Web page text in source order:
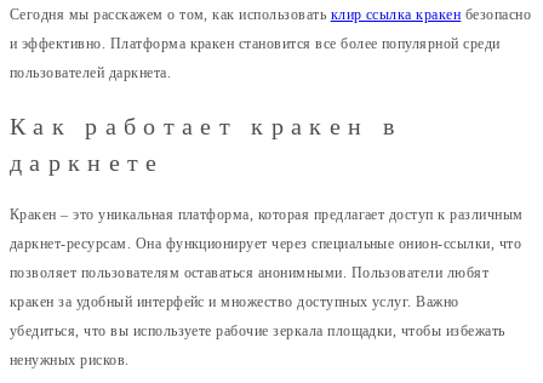
Сегодня мы расскажем о том, как использовать клир ссылка кракен безопасно
и эффективно. Платформа кракен становится все более популярной среди
пользователей даркнета.
Как работает кракен в
даркнете
Кракен – это уникальная платформа, которая предлагает доступ к различным
даркнет-ресурсам. Она функционирует через специальные онион-ссылки, что
позволяет пользователям оставаться анонимными. Пользователи любят
кракен за удобный интерфейс и множество доступных услуг. Важно
убедиться, что вы используете рабочие зеркала площадки, чтобы избежать
ненужных рисков.